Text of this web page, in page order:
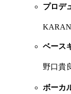
プロデ
KARAN
ベース
野口貴
ボーカ